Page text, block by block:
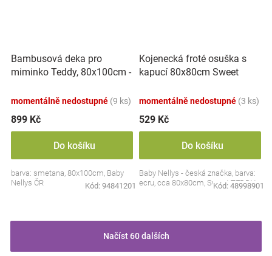
Bambusová deka pro
miminko Teddy, 80x100cm -
momentálně nedostupné (9 ks)
899 Kč
Do košíku
barva: smetana, 80x100cm, Baby
Nellys ČR
Kód: 94841201
Kojenecká froté osuška s
kapucí 80x80cm Sweet
momentálně nedostupné (3 ks)
529 Kč
Do košíku
Baby Nellys - česká značka, barva:
ecru, cca 80x80cm, Sweet TEDDY
Kód: 48998901
Načíst 60 dalších